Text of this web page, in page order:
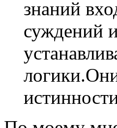
знаний
суждений